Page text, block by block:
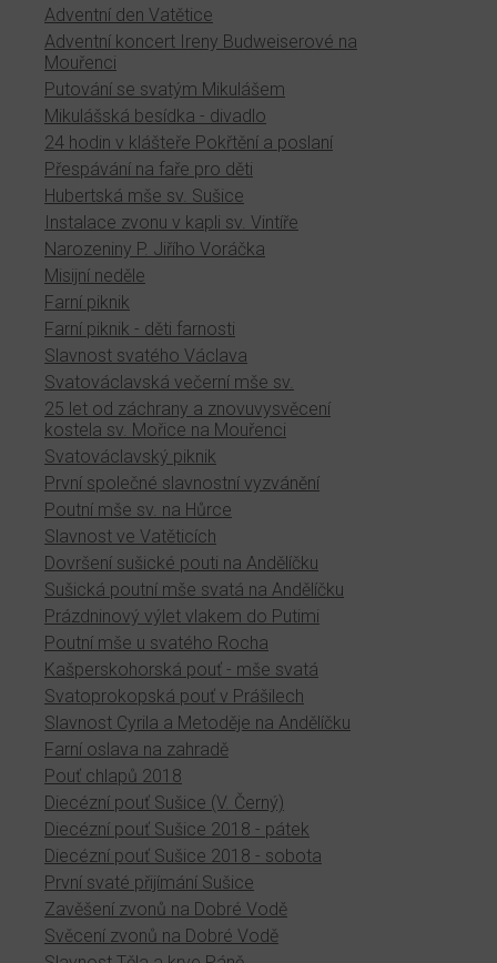
Adventní den Vatětice
Adventní koncert Ireny Budweiserové na
Mouřenci
Putování se svatým Mikulášem
Mikulášská besídka - divadlo
24 hodin v klášteře Pokřtění a poslaní
Přespávání na faře pro děti
Hubertská mše sv. Sušice
Instalace zvonu v kapli sv. Vintíře
Narozeniny P. Jiřího Voráčka
Misijní neděle
Farní piknik
Farní piknik - děti farnosti
Slavnost svatého Václava
Svatováclavská večerní mše sv.
25 let od záchrany a znovuvysvěcení
kostela sv. Mořice na Mouřenci
Svatováclavský piknik
První společné slavnostní vyzvánění
Poutní mše sv. na Hůrce
Slavnost ve Vatěticích
Dovršení sušické pouti na Andělíčku
Sušická poutní mše svatá na Andělíčku
Prázdninový výlet vlakem do Putimi
Poutní mše u svatého Rocha
Kašperskohorská pouť - mše svatá
Svatoprokopská pouť v Prášilech
Slavnost Cyrila a Metoděje na Andělíčku
Farní oslava na zahradě
Pouť chlapů 2018
Diecézní pouť Sušice (V. Černý)
Diecézní pouť Sušice 2018 - pátek
Diecézní pouť Sušice 2018 - sobota
První svaté přijímání Sušice
Zavěšení zvonů na Dobré Vodě
Svěcení zvonů na Dobré Vodě